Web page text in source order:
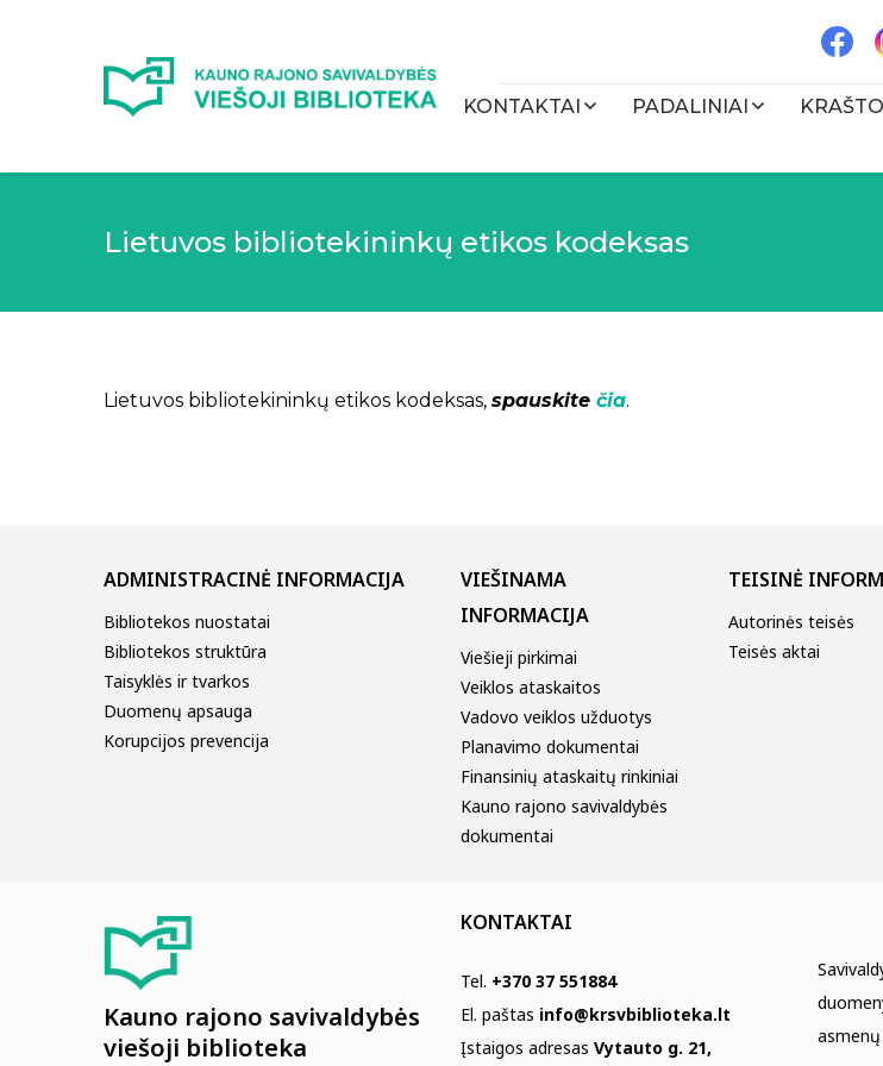
KONTAKTAI PADALINIAI
Lietuvos bibliotekininkų etikos kodeksas
Lietuvos bibliotekininkų etikos kodeksas, spauskite čia.
ADMINISTRACINĖ INFORMACIJA
Bibliotekos nuostatai
Bibliotekos struktūra
Taisyklės ir tvarkos
Duomenų apsauga
Korupcijos prevencija
VIEŠINAMA
INFORMACIJA
Viešieji pirkimai
Veiklos ataskaitos
Vadovo veiklos užduotys
Planavimo dokumentai
Finansinių ataskaitų rinkiniai
Kauno rajono savivaldybės
dokumentai
TEISINĖ
Autorinės teisės
Teisės aktai
Kauno rajono savivaldybės
viešoji biblioteka
KONTAKTAI
Tel. +370 37 551884
El. paštas info@krsvbiblioteka.lt
Įstaigos adresas Vytauto g. 21,